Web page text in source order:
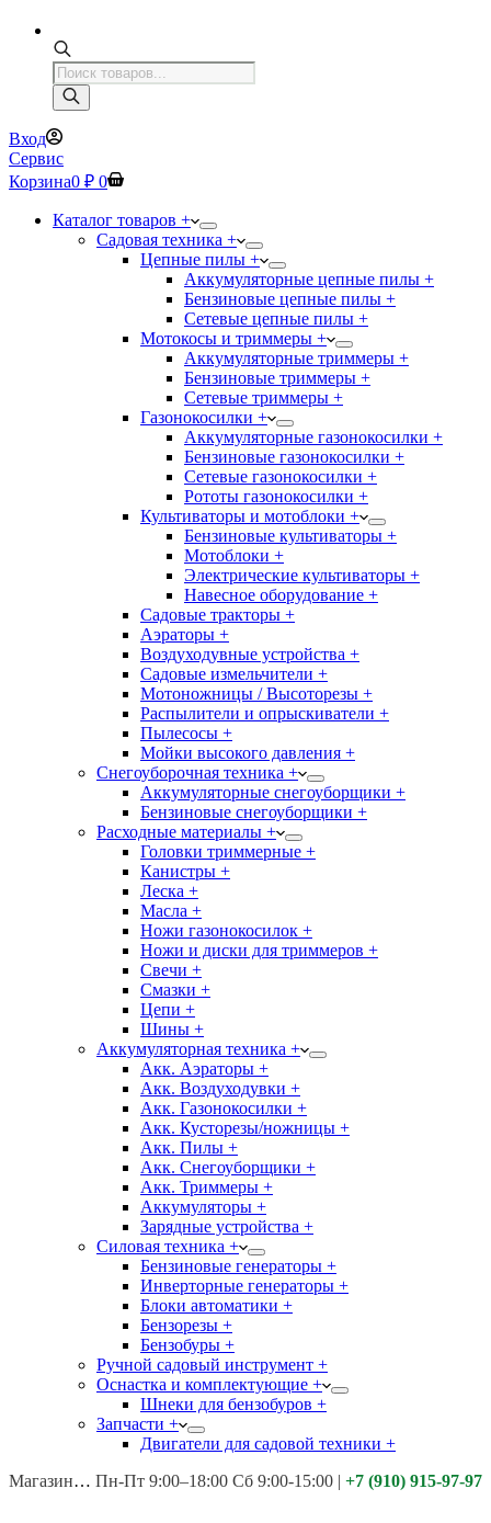
Поиск
товаров
Вход
Сервис
Корзина0 ₽ 0
Каталог товаров +
Садовая техника +
Цепные пилы +
Аккумуляторные цепные пилы +
Бензиновые цепные пилы +
Сетевые цепные пилы +
Мотокосы и триммеры +
Аккумуляторные триммеры +
Бензиновые триммеры +
Сетевые триммеры +
Газонокосилки +
Аккумуляторные газонокосилки +
Бензиновые газонокосилки +
Сетевые газонокосилки +
Рототы газонокосилки +
Культиваторы и мотоблоки +
Бензиновые культиваторы +
Мотоблоки +
Электрические культиваторы +
Навесное оборудование +
Садовые тракторы +
Аэраторы +
Воздуходувные устройства +
Садовые измельчители +
Мотоножницы / Высоторезы +
Распылители и опрыскиватели +
Пылесосы +
Мойки высокого давления +
Снегоуборочная техника +
Аккумуляторные снегоуборщики +
Бензиновые снегоуборщики +
Расходные материалы +
Головки триммерные +
Канистры +
Леска +
Масла +
Ножи газонокосилок +
Ножи и диски для триммеров +
Свечи +
Смазки +
Цепи +
Шины +
Аккумуляторная техника +
Акк. Аэраторы +
Акк. Воздуходувки +
Акк. Газонокосилки +
Акк. Кусторезы/ножницы +
Акк. Пилы +
Акк. Снегоуборщики +
Акк. Триммеры +
Аккумуляторы +
Зарядные устройства +
Силовая техника +
Бензиновые генераторы +
Инверторные генераторы +
Блоки автоматики +
Бензорезы +
Бензобуры +
Ручной садовый инструмент +
Оснастка и комплектующие +
Шнеки для бензобуров +
Запчасти +
Двигатели для садовой техники +
Магазины: Калуга ул. Московская д.113
Пн-Пт 9:00–18:00 Сб 9:00-15:00 | +7 (910) 915-97-97